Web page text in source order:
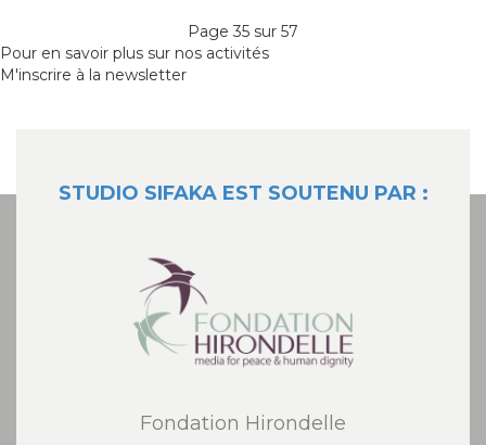
Page 35 sur 57
Pour en savoir plus sur nos activités
M'inscrire à la newsletter
STUDIO SIFAKA EST SOUTENU PAR :
Fondation Hirondelle